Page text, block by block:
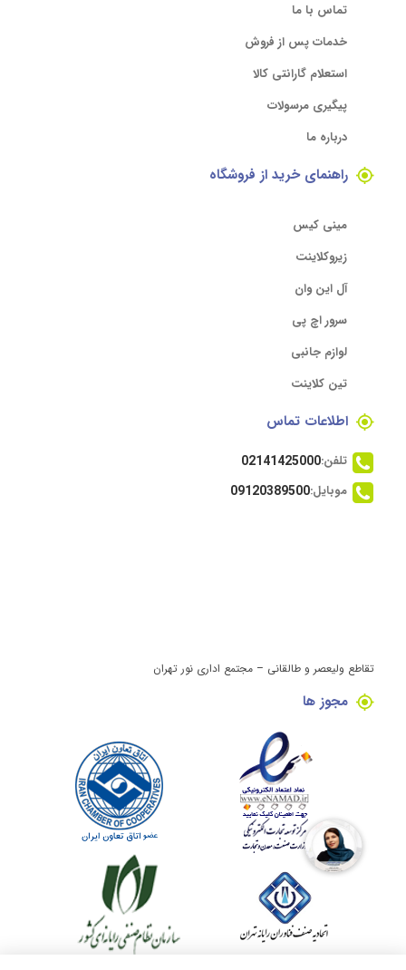
تماس با ما
خدمات پس از فروش
استعلام گارانتی کالا
پیگیری مرسولات
درباره ما
راهنمای خرید از فروشگاه
مینی کیس
زیروکلاینت
آل این وان
سرور اچ پی
لوازم جانبی
تین کلاینت
اطلاعات تماس
تلفن:02141425000
موبایل:09120389500
تقاطع ولیعصر و طالقانی – مجتمع اداری نور تهران
مجوز ها